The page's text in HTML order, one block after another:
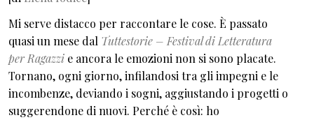
Mi serve distacco per raccontare le cose. È passato
quasi un mese dal Tuttestorie – Festival di Letteratura
per Ragazzi e ancora le emozioni non si sono placate.
Tornano, ogni giorno, infilandosi tra gli impegni e le
incombenze, deviando i sogni, aggiustando i progetti o
suggerendone di nuovi. Perché è così: ho